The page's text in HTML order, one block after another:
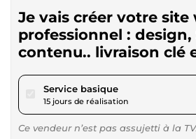
Je vais créer votre
professionnel : design,
contenu.. livraison clé
Service basiquepour 346,83 $US
15 jours de réalisation
Ce vendeur n’est pas assujetti à la